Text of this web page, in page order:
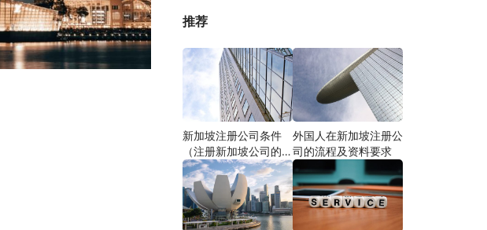
推荐
新加坡注册公司条件
（注册新加坡公司的条
件解读）
外国人在新加坡注册公
司的流程及资料要求